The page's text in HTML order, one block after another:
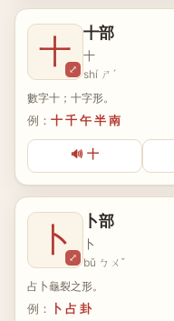
十⤢
十部
十
shí ㄕˊ
數字十；十字形。
例： 十 千 午 半 南
🔊 十
卜⤢
卜部
卜
bǔ ㄅㄨˇ
占卜龜裂之形。
例：
卜 占 卦